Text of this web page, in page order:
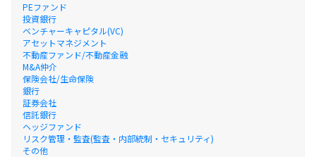
PEファンド
投資銀行
ベンチャーキャピタル(VC)
アセットマネジメント
不動産ファンド/不動産金融
M&A仲介
保険会社/生命保険
銀行
証券会社
信託銀行
ヘッジファンド
リスク管理・監査(監査・内部統制・セキュリティ)
その他